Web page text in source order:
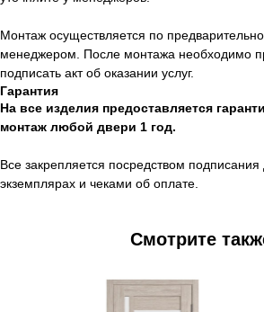
Монтаж осуществляется по
менеджером. После монтажа необходимо
подписать акт об оказании услуг.
Гарантия
На все изделия предоставляется
монтаж любой двери 1 год.
Все закрепляется посредством подписания
экземплярах и чеками об оплате.
Смотрите